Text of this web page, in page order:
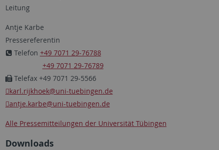
Leitung
Antje Karbe
Pressereferentin
Telefon +49 7071 29-76788
+49 7071 29-76789
Telefax +49 7071 29-5566
karl.rijkhoek@uni-tuebingen.de
antje.karbe@uni-tuebingen.de
Alle Pressemitteilungen der Universität Tübingen
Downloads